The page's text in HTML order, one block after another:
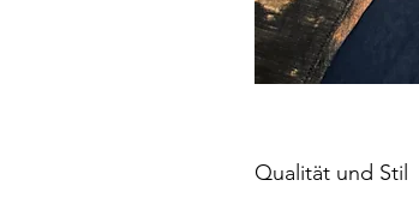
Qualität und Stil